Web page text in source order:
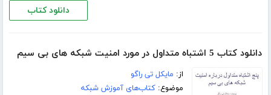
دانلود کتاب
دانلود کتاب 5 اشتباه متداول در مورد امنیت شبکه های بی سیم
از: مایکل تی راگو
موضوع:کتاب‌های آموزش شبکه